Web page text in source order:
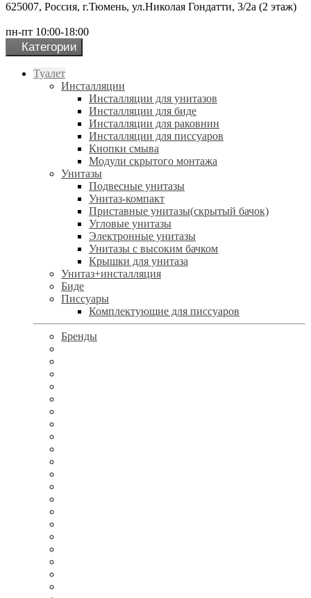
625007, Россия, г.Тюмень, ул.Николая Гондатти, 3/2а (2 этаж)
пн-пт 10:00-18:00
Категории
Туалет
Инсталляции
Инсталляции для унитазов
Инсталляции для биде
Инсталляции для раковнин
Инсталляции для писсуаров
Кнопки смыва
Модули скрытого монтажа
Унитазы
Подвесные унитазы
Унитаз-компакт
Приставные унитазы(скрытый бачок)
Угловые унитазы
Электронные унитазы
Унитазы с высоким бачком
Крышки для унитаза
Унитаз+инсталляция
Биде
Писсуары
Комплектующие для писсуаров
Бренды